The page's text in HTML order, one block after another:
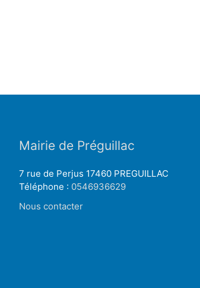
Mairie de Préguillac
7 rue de Perjus 17460 PREGUILLAC
Téléphone : 0546936629
Nous contacter